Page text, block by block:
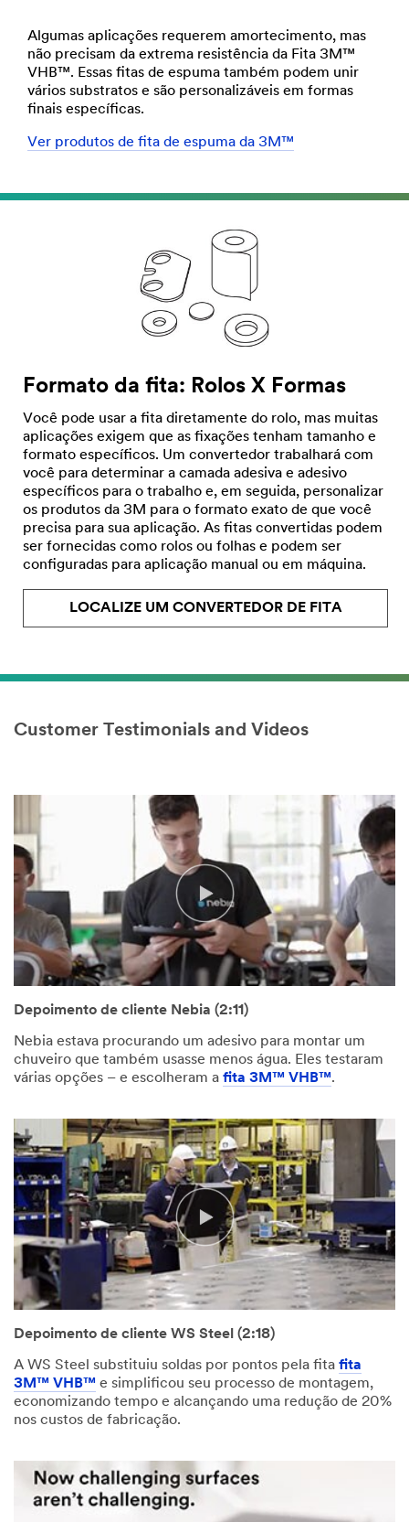
Algumas aplicações requerem amortecimento, mas
não precisam da extrema resistência da Fita 3M™
VHB™. Essas fitas de espuma também podem unir
vários substratos e são personalizáveis em formas
finais específicas.
Ver produtos de fita de espuma da 3M™
Formato da fita: Rolos X Formas
Você pode usar a fita diretamente do rolo, mas muitas
aplicações exigem que as fixações tenham tamanho e
formato específicos. Um convertedor trabalhará com
você para determinar a camada adesiva e adesivo
específicos para o trabalho e, em seguida, personalizar
os produtos da 3M para o formato exato de que você
precisa para sua aplicação. As fitas convertidas podem
ser fornecidas como rolos ou folhas e podem ser
configuradas para aplicação manual ou em máquina.
LOCALIZE UM CONVERTEDOR DE FITA
Customer Testimonials and Videos
Depoimento de cliente Nebia (2:11)
Nebia estava procurando um adesivo para montar um
chuveiro que também usasse menos água. Eles testaram
várias opções – e escolheram a fita 3M™ VHB™.
Depoimento de cliente WS Steel (2:18)
A WS Steel substituiu soldas por pontos pela fita fita
3M™ VHB™ e simplificou seu processo de montagem,
economizando tempo e alcançando uma redução de 20%
nos custos de fabricação.